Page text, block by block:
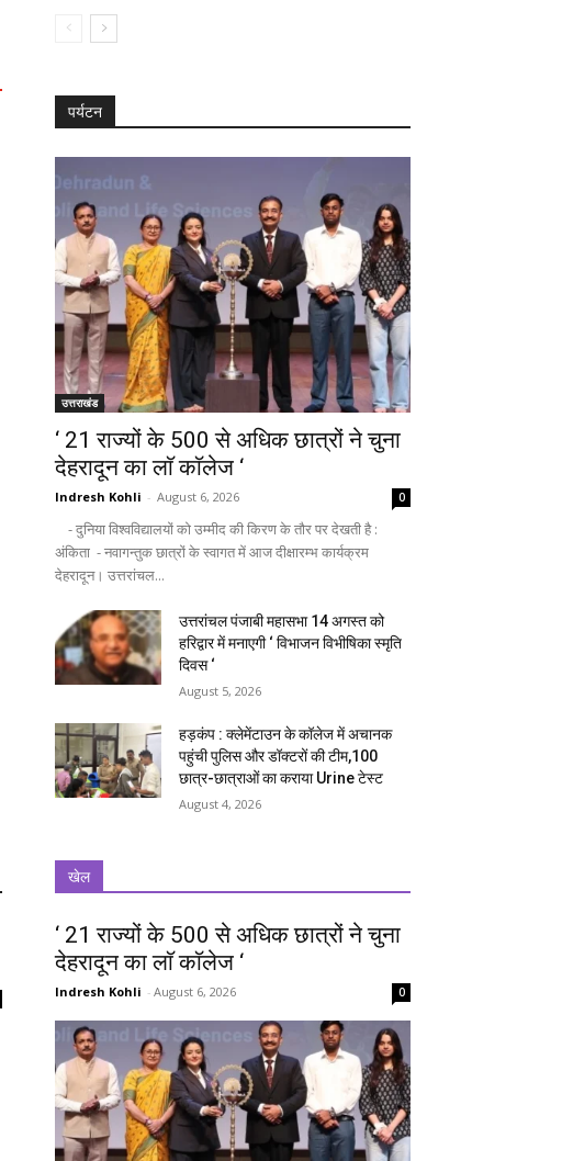
पर्यटन
उत्तराखंड
‘ 21 राज्यों के 500 से अधिक छात्रों ने चुना
देहरादून का लाॅ काॅलेज ‘
Indresh Kohli - August 6, 2026 0
- दुनिया विश्वविद्यालयों को उम्मीद की किरण के तौर पर देखती है :
अंकिता - नवागन्तुक छात्रों के स्वागत में आज दीक्षारम्भ कार्यक्रम
देहरादून। उत्तरांचल...
उत्तरांचल पंजाबी महासभा 14 अगस्त को
हरिद्वार में मनाएगी ‘ विभाजन विभीषिका स्मृति
दिवस ‘
August 5, 2026
हड़कंप : क्लेमेंटाउन के कॉलेज में अचानक
पहुंची पुलिस और डॉक्टरों की टीम,100
छात्र-छात्राओं का कराया Urine टेस्ट
August 4, 2026
खेल
‘ 21 राज्यों के 500 से अधिक छात्रों ने चुना
देहरादून का लाॅ काॅलेज ‘
Indresh Kohli - August 6, 2026 0